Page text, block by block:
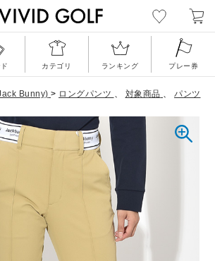
カテゴリ ランキング プレー券
Bunny) > ロングパンツ 、 対象商品 、 パンツ